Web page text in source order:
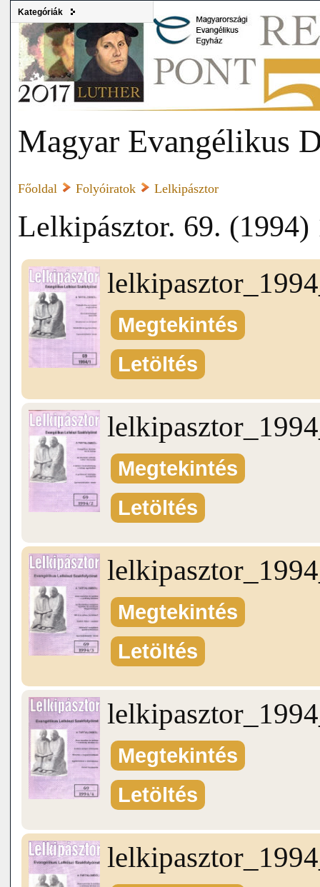
Kategóriák
Magyar Evangélikus
Főoldal Folyóiratok Lelkipásztor
Lelkipásztor. 69. (1994)
Megtekintés
Letöltés
Megtekintés
Letöltés
Megtekintés
Letöltés
Megtekintés
Letöltés